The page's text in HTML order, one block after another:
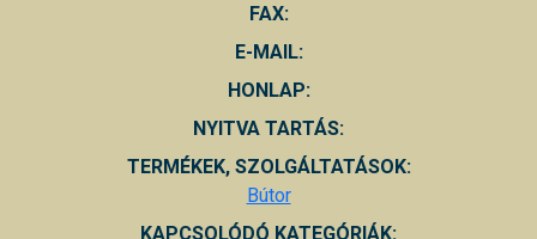
FAX:
E-MAIL:
HONLAP:
NYITVA TARTÁS:
TERMÉKEK, SZOLGÁLTATÁSOK:
Bútor
KAPCSOLÓDÓ KATEGÓRIÁK: